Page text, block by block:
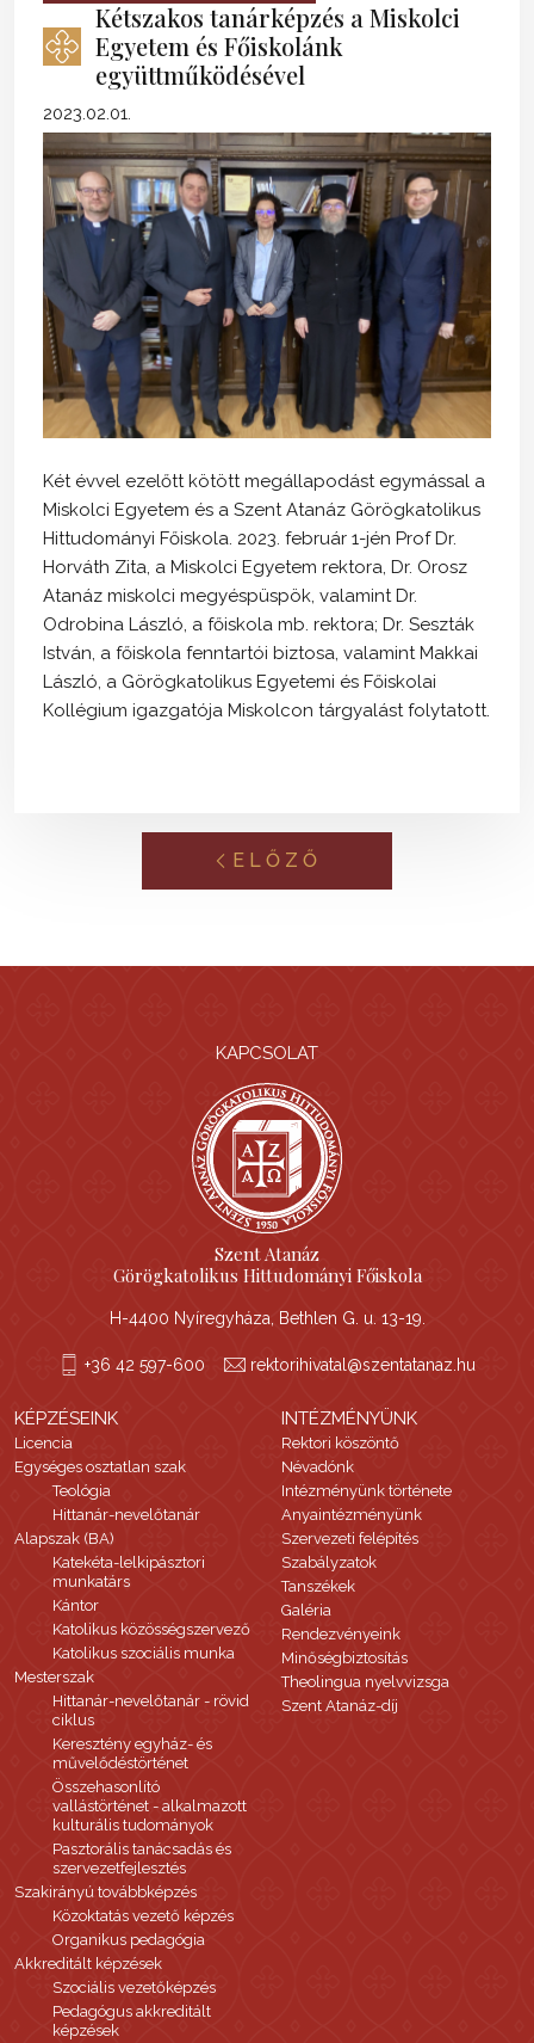
Kétszakos tanárképzés a Miskolci
Egyetem és Főiskolánk
együttműködésével
2023.02.01.
Két évvel ezelőtt kötött megállapodást egymással a
Miskolci Egyetem és a Szent Atanáz Görögkatolikus
Hittudományi Főiskola. 2023. február 1-jén Prof Dr.
Horváth Zita, a Miskolci Egyetem rektora, Dr. Orosz
Atanáz miskolci megyéspüspök, valamint Dr.
Odrobina László, a főiskola mb. rektora; Dr. Seszták
István, a főiskola fenntartói biztosa, valamint Makkai
László, a Görögkatolikus Egyetemi és Főiskolai
Kollégium igazgatója Miskolcon tárgyalást folytatott.
ELŐZŐ
KAPCSOLAT
Szent Atanáz
Görögkatolikus Hittudományi Főiskola
H-4400 Nyíregyháza, Bethlen G. u. 13-19.
+36 42 597-600 rektorihivatal@szentatanaz.hu
KÉPZÉSEINK
Licencia
Egységes osztatlan szak
Teológia
Hittanár-nevelőtanár
Alapszak (BA)
Katekéta-lelkipásztori
munkatárs
Kántor
Katolikus közösségszervező
Katolikus szociális munka
Mesterszak
Hittanár-nevelőtanár - rövid
ciklus
Keresztény egyház- és
művelődéstörténet
Összehasonlító
vallástörténet - alkalmazott
kulturális tudományok
Pasztorális tanácsadás és
szervezetfejlesztés
Szakirányú továbbképzés
Közoktatás vezető képzés
Organikus pedagógia
Akkreditált képzések
Szociális vezetőképzés
Pedagógus akkreditált
képzések
INTÉZMÉNYÜNK
Rektori köszöntő
Névadónk
Intézményünk története
Anyaintézményünk
Szervezeti felépítés
Szabályzatok
Tanszékek
Galéria
Rendezvényeink
Minőségbiztosítás
Theolingua nyelvvizsga
Szent Atanáz-díj